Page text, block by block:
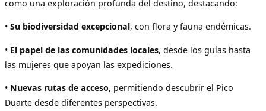
como una exploración profunda del destino, destacando:
• Su biodiversidad excepcional, con flora y fauna endémicas.
• El papel de las comunidades locales, desde los guías hasta
las mujeres que apoyan las expediciones.
• Nuevas rutas de acceso, permitiendo descubrir el Pico
Duarte desde diferentes perspectivas.